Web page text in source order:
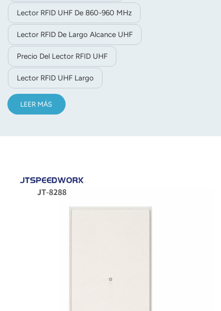
Lector RFID UHF De 860-960 MHz
Lector RFID De Largo Alcance UHF
Precio Del Lector RFID UHF
Lector RFID UHF Largo
LEER MÁS